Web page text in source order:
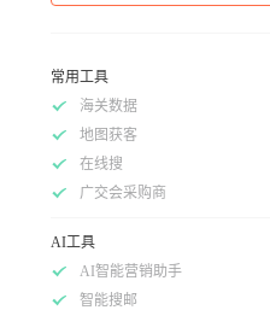
常用工具
海关数据
地图获客
在线搜
广交会采购商
AI工具
AI智能营销助手
智能搜邮